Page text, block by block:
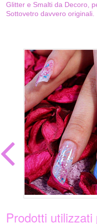
Glitter e Smalti da Decoro,
Sottovetro davvero originali.
Prodotti